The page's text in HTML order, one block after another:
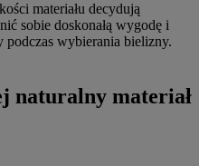
materiału decydują
sobie doskonałą wygodę i
podczas wybierania bielizny.
naturalny materiał